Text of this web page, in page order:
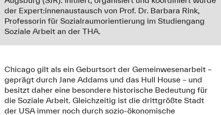
der Expert:innenaustausch von Prof. Dr. Barbara Rink,
Professorin für Sozialraumorientierung im Studiengang
Soziale Arbeit an der THA.
Chicago gilt als ein Geburtsort der Gemeinwesenarbeit –
geprägt durch Jane Addams und das Hull House – und
besitzt daher eine besondere historische Bedeutung für
die Soziale Arbeit. Gleichzeitig ist die drittgrößte Stadt
der USA immer noch durch sozio-ökonomische